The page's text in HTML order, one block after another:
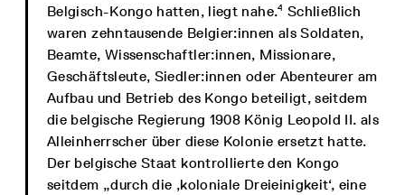
Belgisch-Kongo hatten, liegt nahe.4 Schließlich
waren zehntausende Belgier:innen als Soldaten,
Beamte, Wissenschaftler:innen, Missionare,
Geschäftsleute, Siedler:innen oder Abenteurer am
Aufbau und Betrieb des Kongo beteiligt, seitdem
die belgische Regierung 1908 König Leopold II. als
Alleinherrscher über diese Kolonie ersetzt hatte.
Der belgische Staat kontrollierte den Kongo
seitdem „durch die ‚koloniale Dreieinigkeit‘, eine